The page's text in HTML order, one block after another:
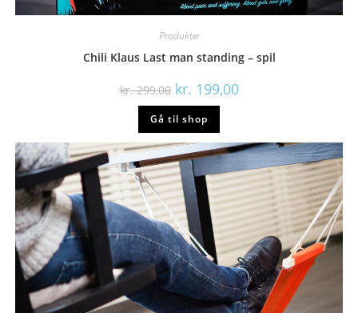
Produkter
Chili Klaus Last man standing – spil
kr.299,00 Den
oprindelige
pris
var:
kr. 299,00.
kr. 199,00Den
aktuelle
Gå til shop